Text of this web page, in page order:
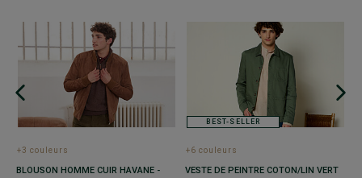
+3 couleurs
BLOUSON HOMME CUIR HAVANE -
BEST-SELLER
+6 couleurs
VESTE DE PEINTRE COTON/LIN VERT